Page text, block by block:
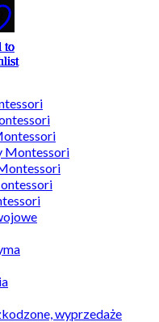
Montessori
wyprzedaże
to
to
to
to
to